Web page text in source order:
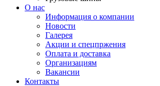
О нас
Информация о компании
Новости
Галерея
Акции и спецпржения
Оплата и доставка
Организациям
Вакансии
Контакты